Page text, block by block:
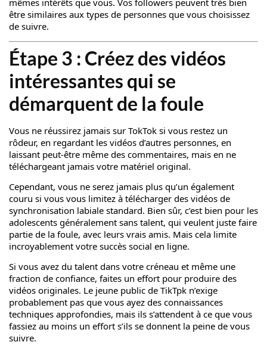
mêmes intérêts que vous. Vos followers peuvent très bien
être similaires aux types de personnes que vous choisissez
de suivre.
Étape 3 : Créez des vidéos
intéressantes qui se
démarquent de la foule
Vous ne réussirez jamais sur TokTok si vous restez un
rôdeur, en regardant les vidéos d’autres personnes, en
laissant peut-être même des commentaires, mais en ne
téléchargeant jamais votre matériel original.
Cependant, vous ne serez jamais plus qu’un également
couru si vous vous limitez à télécharger des vidéos de
synchronisation labiale standard. Bien sûr, c’est bien pour les
adolescents généralement sans talent, qui veulent juste faire
partie de la foule, avec leurs vrais amis. Mais cela limite
incroyablement votre succès social en ligne.
Si vous avez du talent dans votre créneau et même une
fraction de confiance, faites un effort pour produire des
vidéos originales. Le jeune public de TikTpk n’exige
probablement pas que vous ayez des connaissances
techniques approfondies, mais ils s’attendent à ce que vous
fassiez au moins un effort s’ils se donnent la peine de vous
suivre.